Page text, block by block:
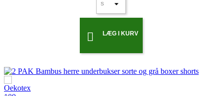
 LÆG I KURV